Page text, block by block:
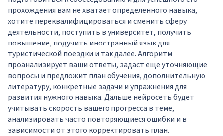
прохождения вам не хватает определенного навыка,
хотите переквалифицироваться и сменить сферу
деятельности, поступить в университет, получить
повышение, подучить иностранный язык для
туристической поездки и так далее. Алгоритм
проанализирует ваши ответы, задаст еще уточняющие
вопросы и предложит план обучения, дополнительную
литературу, конкретные задачи и упражнения для
развития нужного навыка. Дальше нейросеть будет
учитывать скорость вашего прогресса в теме,
анализировать часто повторяющиеся ошибки и в
зависимости от этого корректировать план.